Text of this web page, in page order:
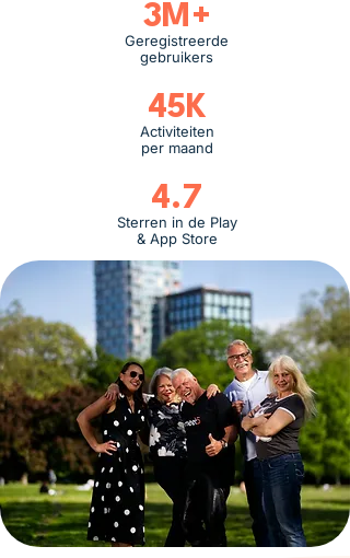
3M+
Geregistreerde
gebruikers
45K
Activiteiten
per maand
4.7
Sterren in de Play
& App Store